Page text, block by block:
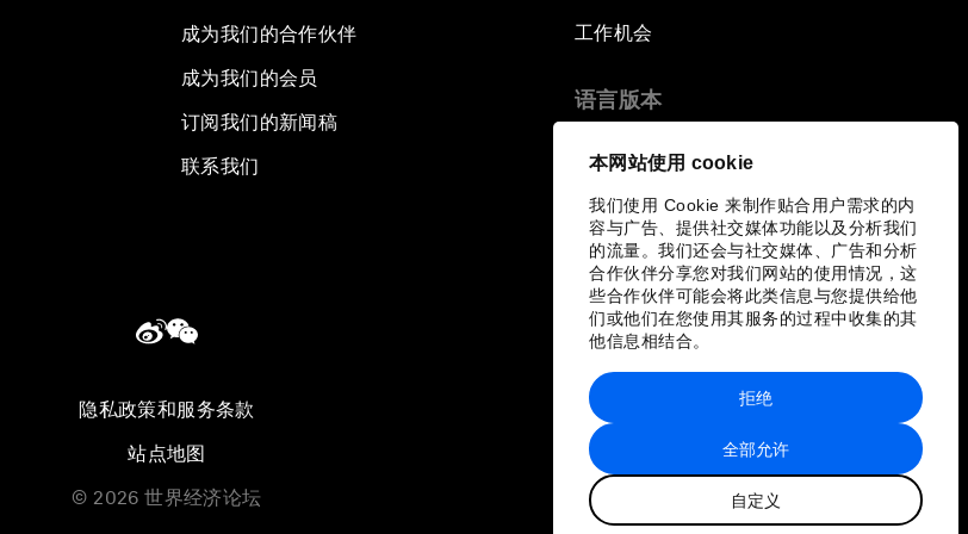
本网站使用 cookie
我们使用 Cookie 来制作贴合用户需求的内
容与广告、提供社交媒体功能以及分析我们
的流量。我们还会与社交媒体、广告和分析
合作伙伴分享您对我们网站的使用情况，这
些合作伙伴可能会将此类信息与您提供给他
们或他们在您使用其服务的过程中收集的其
他信息相结合。
全部允许
自定义
拒绝
成为我们的合作伙伴
成为我们的会员
订阅我们的新闻稿
联系我们
工作机会
语言版本
隐私政策和服务条款
站点地图
© 2026 世界经济论坛